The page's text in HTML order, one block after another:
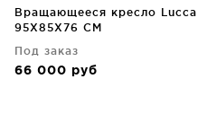
Вращающееся кресло Lucca
95X85X76 CM
Под заказ
66 000 руб